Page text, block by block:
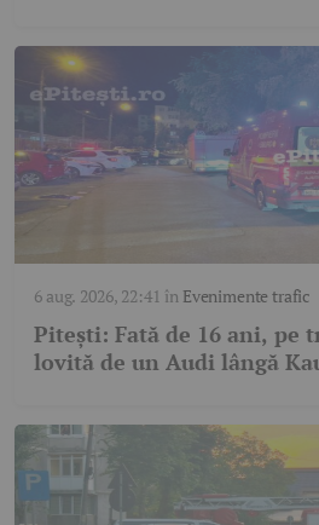
6 aug. 2026, 22:41 în Evenimente trafic
Pitești: Fată de 16 ani, pe
lovită de un Audi lângă